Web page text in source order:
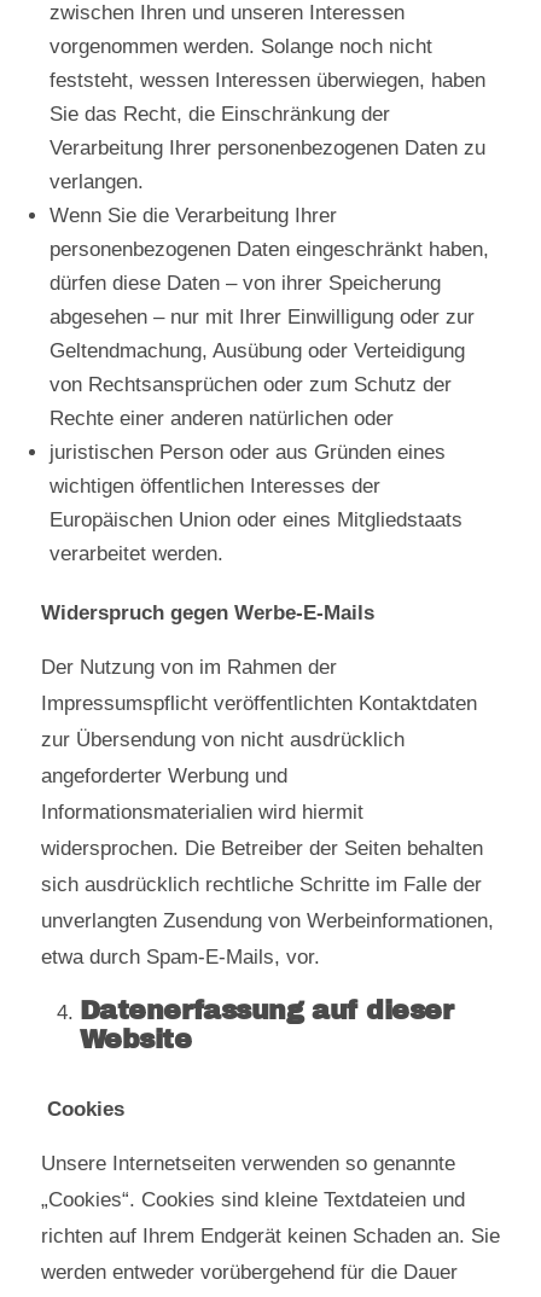
zwischen Ihren und unseren Interessen
vorgenommen werden. Solange noch nicht
feststeht, wessen Interessen überwiegen, haben
Sie das Recht, die Einschränkung der
Verarbeitung Ihrer personenbezogenen Daten zu
verlangen.
Wenn Sie die Verarbeitung Ihrer
personenbezogenen Daten eingeschränkt haben,
dürfen diese Daten – von ihrer Speicherung
abgesehen – nur mit Ihrer Einwilligung oder zur
Geltendmachung, Ausübung oder Verteidigung
von Rechtsansprüchen oder zum Schutz der
Rechte einer anderen natürlichen oder
juristischen Person oder aus Gründen eines
wichtigen öffentlichen Interesses der
Europäischen Union oder eines Mitgliedstaats
verarbeitet werden.
Widerspruch gegen Werbe-E-Mails
Der Nutzung von im Rahmen der
Impressumspflicht veröffentlichten Kontaktdaten
zur Übersendung von nicht ausdrücklich
angeforderter Werbung und
Informationsmaterialien wird hiermit
widersprochen. Die Betreiber der Seiten behalten
sich ausdrücklich rechtliche Schritte im Falle der
unverlangten Zusendung von Werbeinformationen,
etwa durch Spam-E-Mails, vor.
Datenerfassung auf dieser
Website
Cookies
Unsere Internetseiten verwenden so genannte
„Cookies“. Cookies sind kleine Textdateien und
richten auf Ihrem Endgerät keinen Schaden an. Sie
werden entweder vorübergehend für die Dauer